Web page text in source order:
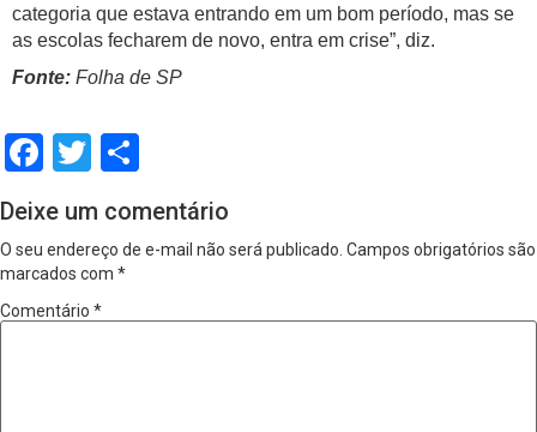
categoria que estava entrando em um bom período, mas se
as escolas fecharem de novo, entra em crise”, diz.
Fonte: Folha de SP
Facebook
Twitter
Deixe um comentário
O seu endereço de e-mail não será publicado. Campos obrigatórios são
marcados com *
Comentário *